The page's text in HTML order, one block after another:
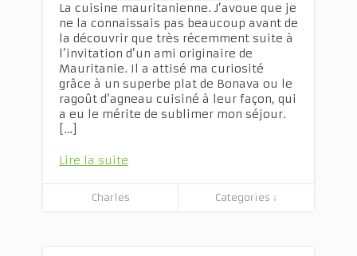
La cuisine mauritanienne. J’avoue que je
ne la connaissais pas beaucoup avant de
la découvrir que très récemment suite à
l’invitation d’un ami originaire de
Mauritanie. Il a attisé ma curiosité
grâce à un superbe plat de Bonava ou le
ragoût d’agneau cuisiné à leur façon, qui
a eu le mérite de sublimer mon séjour.
[…]
Lire la suite
Charles Categories ↓